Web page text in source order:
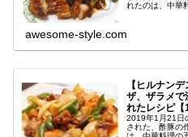
れたのは、中華
awesome-style.com
【ヒルナン
ザ、ザラメで
れたレシピ【
2019年1月21日
された、酢豚の